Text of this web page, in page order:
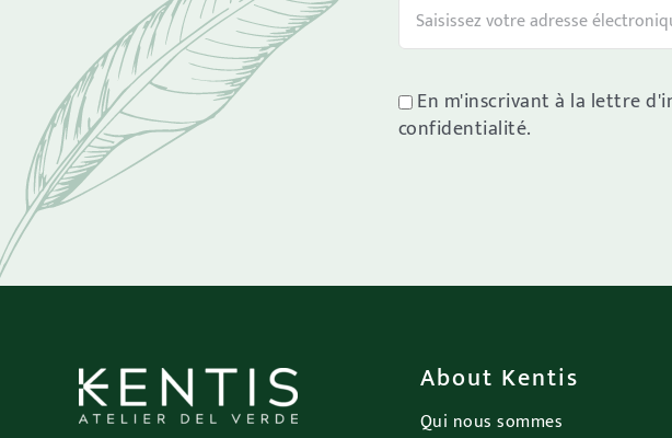
En m'inscrivant à la lettre
confidentialité.
About Kentis
Qui nous sommes